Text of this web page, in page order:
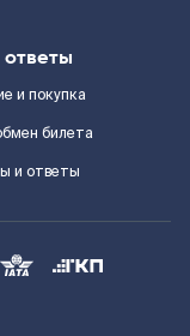
и покупка
билета
и ответы